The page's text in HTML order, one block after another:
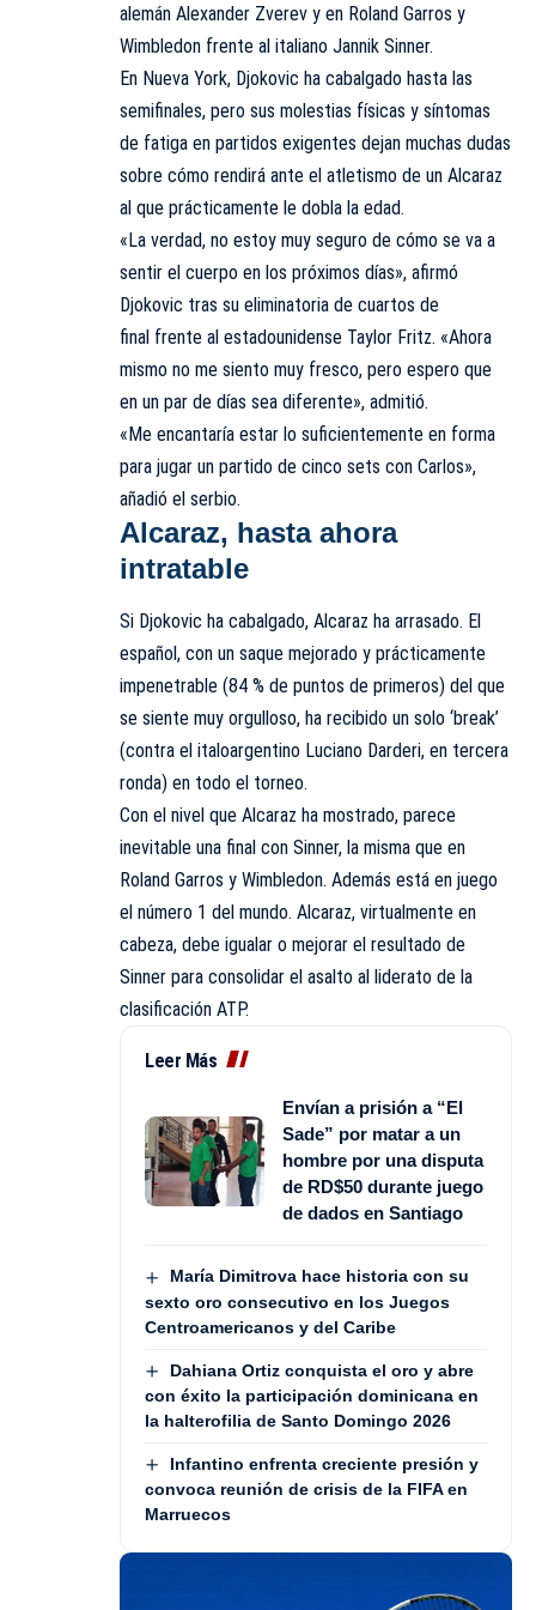
alemán Alexander Zverev y en Roland Garros y
Wimbledon frente al italiano Jannik Sinner.
En Nueva York, Djokovic ha cabalgado hasta las
semifinales, pero sus molestias físicas y síntomas
de fatiga en partidos exigentes dejan muchas dudas
sobre cómo rendirá ante el atletismo de un Alcaraz
al que prácticamente le dobla la edad.
«La verdad, no estoy muy seguro de cómo se va a
sentir el cuerpo en los próximos días», afirmó
Djokovic tras su eliminatoria de cuartos de
final frente al estadounidense Taylor Fritz. «Ahora
mismo no me siento muy fresco, pero espero que
en un par de días sea diferente», admitió.
«Me encantaría estar lo suficientemente en forma
para jugar un partido de cinco sets con Carlos»,
añadió el serbio.
Alcaraz, hasta ahora
intratable
Si Djokovic ha cabalgado, Alcaraz ha arrasado. El
español, con un saque mejorado y prácticamente
impenetrable (84 % de puntos de primeros) del que
se siente muy orgulloso, ha recibido un solo ‘break’
(contra el italoargentino Luciano Darderi, en tercera
ronda) en todo el torneo.
Con el nivel que Alcaraz ha mostrado, parece
inevitable una final con Sinner, la misma que en
Roland Garros y Wimbledon. Además está en juego
el número 1 del mundo. Alcaraz, virtualmente en
cabeza, debe igualar o mejorar el resultado de
Sinner para consolidar el asalto al liderato de la
clasificación ATP.
Leer Más
Envían a prisión a “El
Sade” por matar a un
hombre por una disputa
de RD$50 durante juego
de dados en Santiago
María Dimitrova hace historia con su
sexto oro consecutivo en los Juegos
Centroamericanos y del Caribe
Dahiana Ortiz conquista el oro y abre
con éxito la participación dominicana en
la halterofilia de Santo Domingo 2026
Infantino enfrenta creciente presión y
convoca reunión de crisis de la FIFA en
Marruecos